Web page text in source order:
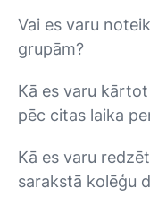
Vai es varu
grupām?
Kā es varu
pēc citas laika
Kā es varu
sarakstā kolēģu